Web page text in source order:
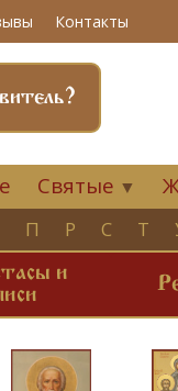
Контакты
Святые ▼
П Р С Т
и